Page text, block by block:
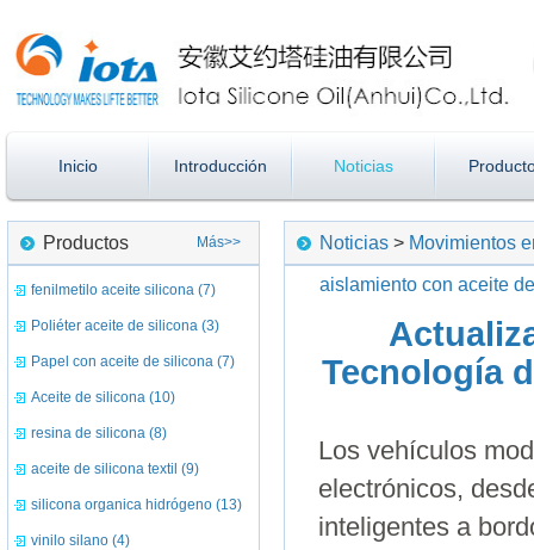
Inicio Introducción Noticias
Productos Más>>
fenilmetilo aceite silicona (7)
Poliéter aceite de silicona (3)
Papel con aceite de silicona (7)
Aceite de silicona (10)
resina de silicona (8)
aceite de silicona textil (9)
silicona organica hidrógeno (13)
vinilo silano (4)
Noticias > Movimientos
aislamiento con aceite
Tecnología
Los vehículos
electrónicos,
inteligentes a